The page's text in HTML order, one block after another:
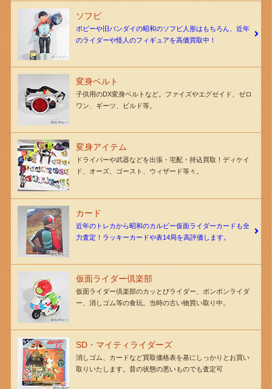
ソフビ
ポピーや旧バンダイの昭和のソフビ人形はもちろん、近年
のライダーや怪人のフィギュアを高価買取中！
変身ベルト
子供用のDX変身ベルトなど。ファイズやエグゼイド、ゼロ
ワン、ギーツ、ビルド等。
変身アイテム
ドライバーや武器などを出張・宅配・持込買取！ディケイ
ド、オーズ、ゴースト、ウィザード等々。
カード
近年のトレカから昭和のカルビー仮面ライダーカードも全
力査定！ラッキーカードや表14局を高評価します。
仮面ライダー倶楽部
仮面ライダー倶楽部のカッとびライダー、ボンボンライダ
ー、消しゴム等の食玩。当時の古い物買い取り中。
SD・マイティライダーズ
消しゴム、カードなど買取価格表を基にしっかりとお買い
取りいたします。昔の状態の悪いものでも査定可